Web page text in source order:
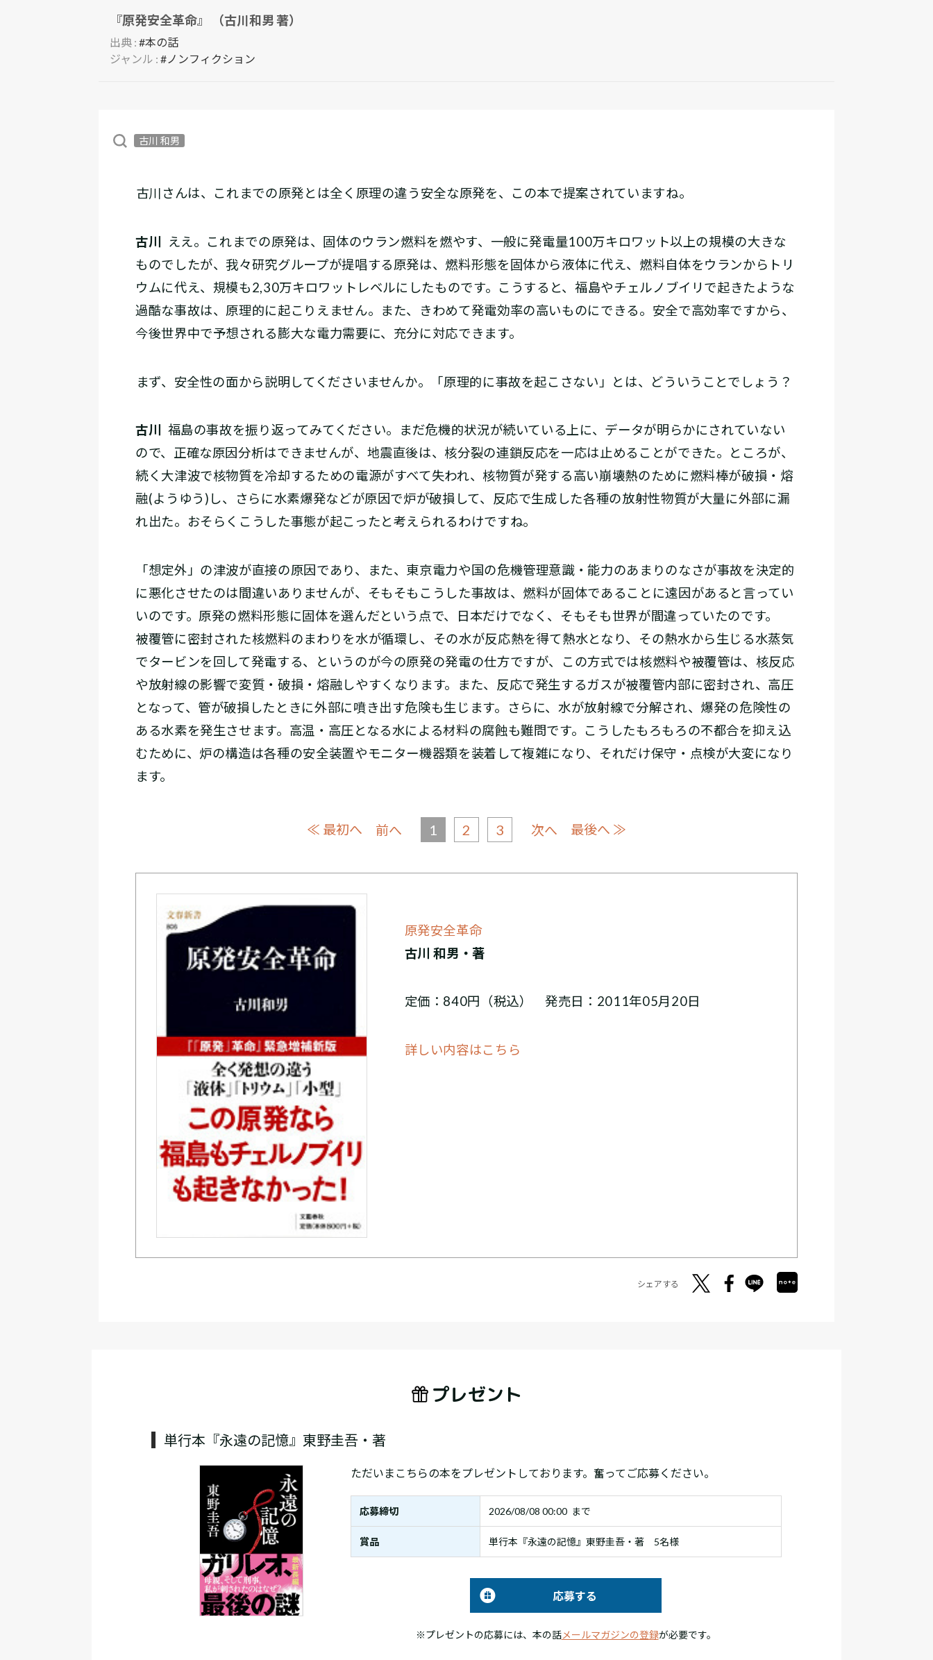
『原発安全革命』 （古川和男 著）
出典 : #本の話
ジャンル : #ノンフィクション
古川 和男
――古川さんは、これまでの原発とは全く原理の違う安全な原発を、この本で提案されていますね。
古川
ええ。これまでの原発は、固体のウラン燃料を燃やす、一般に発電量100万キロワット以上の規模の大きな
ものでしたが、我々研究グループが提唱する原発は、燃料形態を固体から液体に代え、燃料自体をウランからトリ
ウムに代え、規模も2,30万キロワットレベルにしたものです。こうすると、福島やチェルノブイリで起きたような
過酷な事故は、原理的に起こりえません。また、きわめて発電効率の高いものにできる。安全で高効率ですから、
今後世界中で予想される膨大な電力需要に、充分に対応できます。
――まず、安全性の面から説明してくださいませんか。「原理的に事故を起こさない」とは、どういうことでしょう？
古川
福島の事故を振り返ってみてください。まだ危機的状況が続いている上に、データが明らかにされていない
ので、正確な原因分析はできませんが、地震直後は、核分裂の連鎖反応を一応は止めることができた。ところが、
続く大津波で核物質を冷却するための電源がすべて失われ、核物質が発する高い崩壊熱のために燃料棒が破損・熔
融(ようゆう)し、さらに水素爆発などが原因で炉が破損して、反応で生成した各種の放射性物質が大量に外部に漏
れ出た。おそらくこうした事態が起こったと考えられるわけですね。
「想定外」の津波が直接の原因であり、また、東京電力や国の危機管理意識・能力のあまりのなさが事故を決定的
に悪化させたのは間違いありませんが、そもそもこうした事故は、燃料が固体であることに遠因があると言ってい
いのです。原発の燃料形態に固体を選んだという点で、日本だけでなく、そもそも世界が間違っていたのです。
被覆管に密封された核燃料のまわりを水が循環し、その水が反応熱を得て熱水となり、その熱水から生じる水蒸気
でタービンを回して発電する、というのが今の原発の発電の仕方ですが、この方式では核燃料や被覆管は、核反応
や放射線の影響で変質・破損・熔融しやすくなります。また、反応で発生するガスが被覆管内部に密封され、高圧
となって、管が破損したときに外部に噴き出す危険も生じます。さらに、水が放射線で分解され、爆発の危険性の
ある水素を発生させます。高温・高圧となる水による材料の腐蝕も難問です。こうしたもろもろの不都合を抑え込
むために、炉の構造は各種の安全装置やモニター機器類を装着して複雑になり、それだけ保守・点検が大変になり
ます。
≪ 最初へ 前へ 1 2 3 次へ 最後へ ≫
原発安全革命
古川 和男・著
定価：840円（税込） 発売日：2011年05月20日
詳しい内容はこちら
シェアする
プレゼント
単行本『永遠の記憶』東野圭吾・著
ただいまこちらの本をプレゼントしております。奮ってご応募ください。
応募締切 2026/08/08 00:00 まで
賞品 単行本『永遠の記憶』東野圭吾・著 5名様
応募する
※プレゼントの応募には、本の話メールマガジンの登録が必要です。